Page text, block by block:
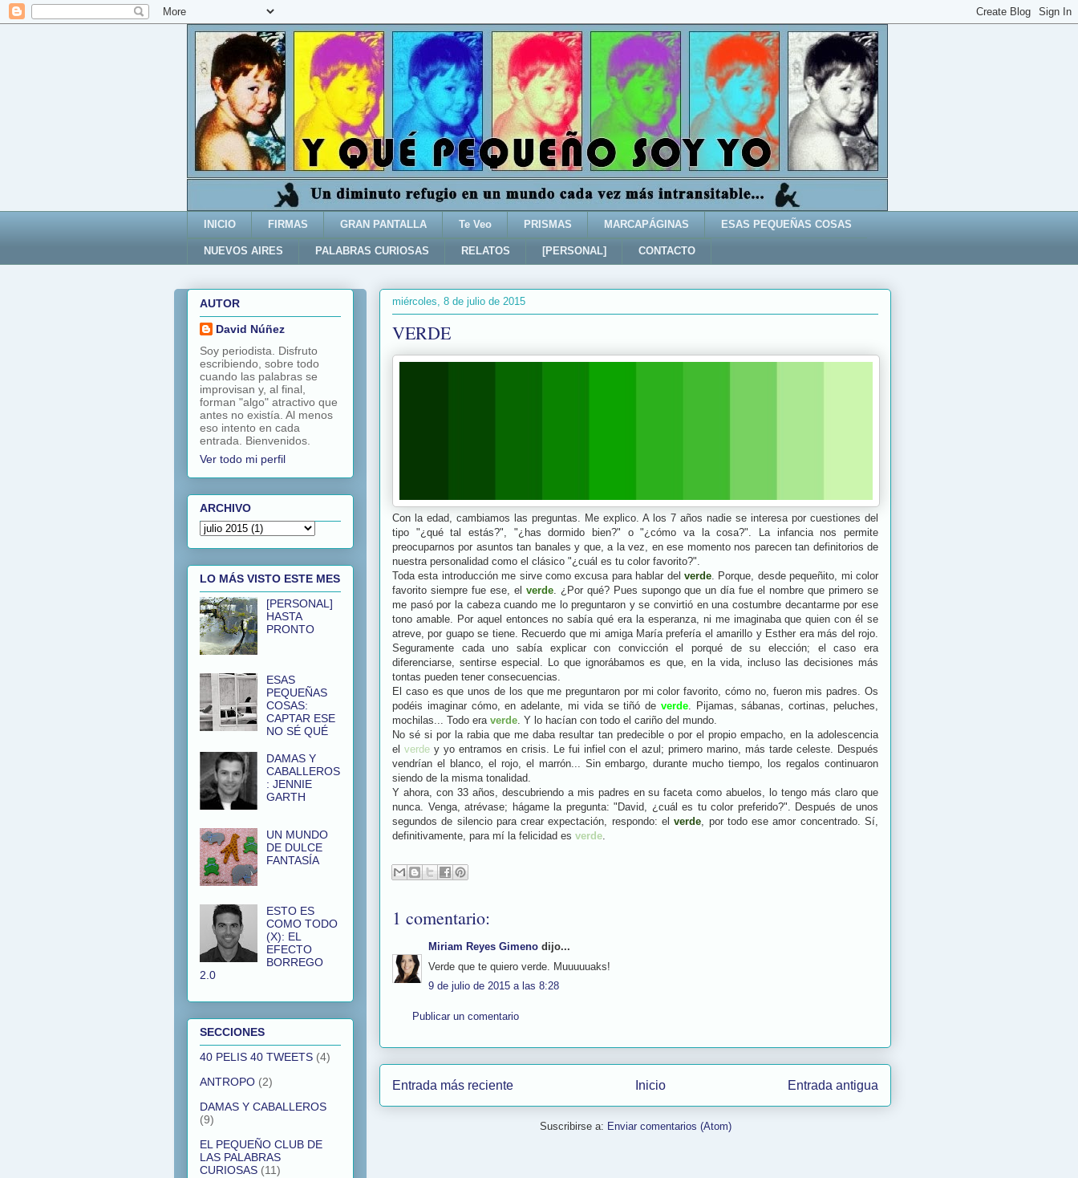
INICIO FIRMAS GRAN PANTALLA Te Veo PRISMAS MARCAPÁGINAS ESAS PEQUEÑAS COSAS
NUEVOS AIRES PALABRAS CURIOSAS RELATOS [PERSONAL] CONTACTO
miércoles, 8 de julio de 2015
VERDE
Con la edad, cambiamos las preguntas. Me explico. A los 7 años nadie se interesa por cuestiones del
tipo "¿qué tal estás?", "¿has dormido bien?" o "¿cómo va la cosa?". La infancia nos permite
preocuparnos por asuntos tan banales y que, a la vez, en ese momento nos parecen tan definitorios de
nuestra personalidad como el clásico "¿cuál es tu color favorito?".
Toda esta introducción me sirve como excusa para hablar del verde. Porque, desde pequeñito, mi color
favorito siempre fue ese, el verde. ¿Por qué? Pues supongo que un día fue el nombre que primero se
me pasó por la cabeza cuando me lo preguntaron y se convirtió en una costumbre decantarme por ese
tono amable. Por aquel entonces no sabía qué era la esperanza, ni me imaginaba que quien con él se
atreve, por guapo se tiene. Recuerdo que mi amiga María prefería el amarillo y Esther era más del rojo.
Seguramente cada uno sabía explicar con convicción el porqué de su elección; el caso era
diferenciarse, sentirse especial. Lo que ignorábamos es que, en la vida, incluso las decisiones más
tontas pueden tener consecuencias.
El caso es que unos de los que me preguntaron por mi color favorito, cómo no, fueron mis padres. Os
podéis imaginar cómo, en adelante, mi vida se tiñó de verde. Pijamas, sábanas, cortinas, peluches,
mochilas... Todo era verde. Y lo hacían con todo el cariño del mundo.
No sé si por la rabia que me daba resultar tan predecible o por el propio empacho, en la adolescencia
el verdey yo entramos en crisis. Le fui infiel con el azul; primero marino, más tarde celeste. Después
vendrían el blanco, el rojo, el marrón... Sin embargo, durante mucho tiempo, los regalos continuaron
siendo de la misma tonalidad.
Y ahora, con 33 años, descubriendo a mis padres en su faceta como abuelos, lo tengo más claro que
nunca. Venga, atrévase; hágame la pregunta: "David, ¿cuál es tu color preferido?". Después de unos
segundos de silencio para crear expectación, respondo: elverde, por todo ese amor concentrado. Sí,
definitivamente, para mí la felicidad es verde.
1 comentario:
Miriam Reyes Gimeno dijo...
Verde que te quiero verde. Muuuuuaks!
9 de julio de 2015 a las 8:28
Publicar un comentario
Entrada más reciente Entrada antigua
Inicio
Suscribirse a: Enviar comentarios (Atom)
AUTOR
David Núñez
Soy periodista. Disfruto
escribiendo, sobre todo
cuando las palabras se
improvisan y, al final,
forman "algo" atractivo que
antes no existía. Al menos
eso intento en cada
entrada. Bienvenidos.
Ver todo mi perfil
ARCHIVO
LO MÁS VISTO ESTE MES
[PERSONAL]
HASTA
PRONTO
ESAS
PEQUEÑAS
COSAS:
CAPTAR ESE
NO SÉ QUÉ
DAMAS Y
CABALLEROS
: JENNIE
GARTH
UN MUNDO
DE DULCE
FANTASÍA
ESTO ES
COMO TODO
(X): EL
EFECTO
BORREGO
2.0
SECCIONES
40 PELIS 40 TWEETS (4)
ANTROPO (2)
DAMAS Y CABALLEROS
(9)
EL PEQUEÑO CLUB DE
LAS PALABRAS
CURIOSAS (11)